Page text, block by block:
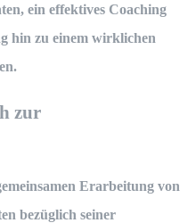
ein effektives Coaching
hin zu einem wirklichen
zur
Erarbeitung von
bezüglich seiner